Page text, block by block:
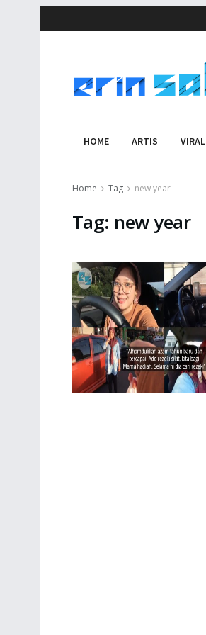
HOME ARTIS VIRAL
Home Tag new year
Tag: new year